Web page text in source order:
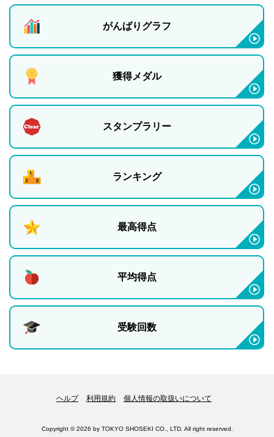
がんばりグラフ
獲得メダル
スタンプラリー
ランキング
最高得点
平均得点
受験回数
ヘルプ 利用規約 個人情報の取扱いについて
Copyright © 2026 by TOKYO SHOSEKI CO., LTD. All right reserved.